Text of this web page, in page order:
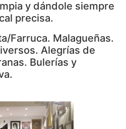
y dándole siempre
precisa.
Farruca. Malagueñas.
Alegrías de
Bulerías y